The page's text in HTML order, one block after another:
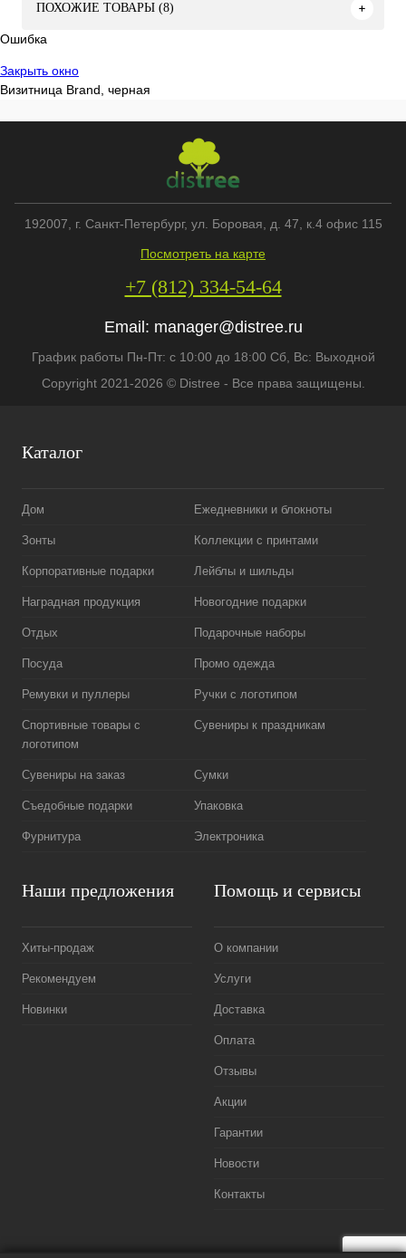
ПОХОЖИЕ ТОВАРЫ (8)
Ошибка
Закрыть окно
Визитница Brand, черная
Каталог
Дом Ежедневники и блокноты
Зонты Коллекции с принтами
Корпоративные подарки Лейблы и шильды
Наградная продукция Новогодние подарки
Отдых Подарочные наборы
Посуда Промо одежда
Ремувки и пуллеры Ручки с логотипом
Спортивные товары с
логотипом
Сувениры к праздникам
Сувениры на заказ Сумки
Съедобные подарки Упаковка
Фурнитура Электроника
Наши предложения
Хиты-продаж
Рекомендуем
Новинки
Помощь и сервисы
О компании
Услуги
Доставка
Оплата
Отзывы
Акции
Гарантии
Новости
Контакты
192007 , г. Санкт-Петербург, ул. Боровая, д. 47, к.4 офис 115
Посмотреть на карте
+7 (812) 334-54-64
Email: manager@distree.ru
График работы Пн-Пт: с 10:00 до 18:00 Сб, Вс: Выходной
Copyright 2021-2026 © Distree - Все права защищены.